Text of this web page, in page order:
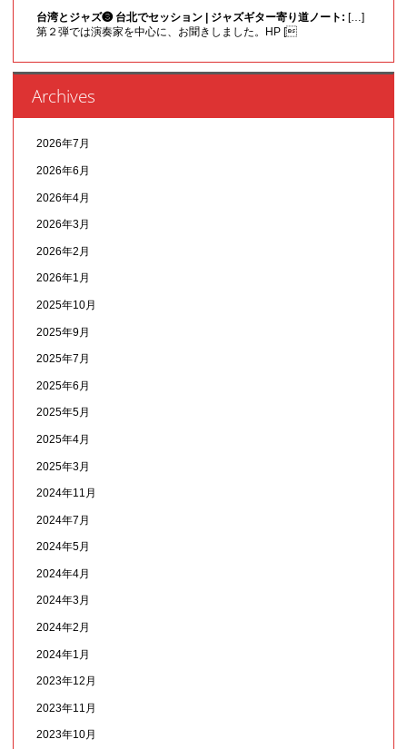
台湾とジャズ❸ 台北でセッション | ジャズギター寄り道ノート: […]
第２弾では演奏家を中心に、お聞きしました。HP [
Archives
2026年7月
2026年6月
2026年4月
2026年3月
2026年2月
2026年1月
2025年10月
2025年9月
2025年7月
2025年6月
2025年5月
2025年4月
2025年3月
2024年11月
2024年7月
2024年5月
2024年4月
2024年3月
2024年2月
2024年1月
2023年12月
2023年11月
2023年10月